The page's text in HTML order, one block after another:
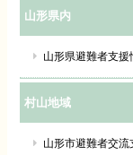
山形県内
山形県避難者支
村山地域
山形市避難者交